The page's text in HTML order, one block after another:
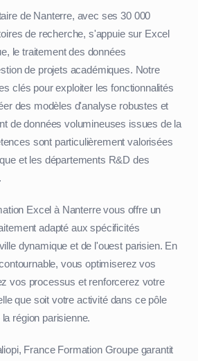
de Nanterre, avec ses 30 000
de recherche, s'appuie sur Excel
le traitement des données
de projets académiques. Notre
clés pour exploiter les fonctionnalités
des modèles d'analyse robustes et
de données volumineuses issues de la
sont particulièrement valorisées
et les départements R&D des
Excel à Nanterre vous offre un
adapté aux spécificités
dynamique et de l'ouest parisien. En
vous optimiserez vos
vos processus et renforcerez votre
que soit votre activité dans ce pôle
région parisienne.
France Formation Groupe garantit